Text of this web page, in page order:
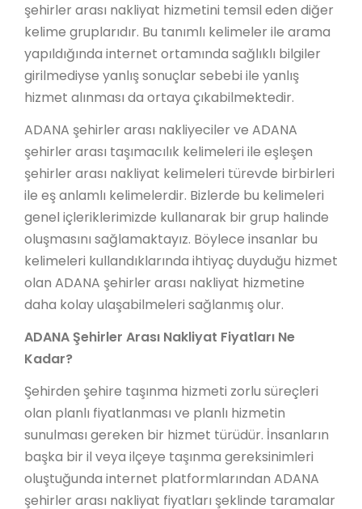
şehirler arası nakliyat hizmetini temsil eden diğer
kelime gruplarıdır. Bu tanımlı kelimeler ile arama
yapıldığında internet ortamında sağlıklı bilgiler
girilmediyse yanlış sonuçlar sebebi ile yanlış
hizmet alınması da ortaya çıkabilmektedir.
ADANA şehirler arası nakliyeciler ve ADANA
şehirler arası taşımacılık kelimeleri ile eşleşen
şehirler arası nakliyat kelimeleri türevde birbirleri
ile eş anlamlı kelimelerdir. Bizlerde bu kelimeleri
genel içleriklerimizde kullanarak bir grup halinde
oluşmasını sağlamaktayız. Böylece insanlar bu
kelimeleri kullandıklarında ihtiyaç duyduğu hizmet
olan ADANA şehirler arası nakliyat hizmetine
daha kolay ulaşabilmeleri sağlanmış olur.
ADANA Şehirler Arası Nakliyat Fiyatları Ne
Kadar?
Şehirden şehire taşınma hizmeti zorlu süreçleri
olan planlı fiyatlanması ve planlı hizmetin
sunulması gereken bir hizmet türüdür. İnsanların
başka bir il veya ilçeye taşınma gereksinimleri
oluştuğunda internet platformlarından ADANA
şehirler arası nakliyat fiyatları şeklinde taramalar